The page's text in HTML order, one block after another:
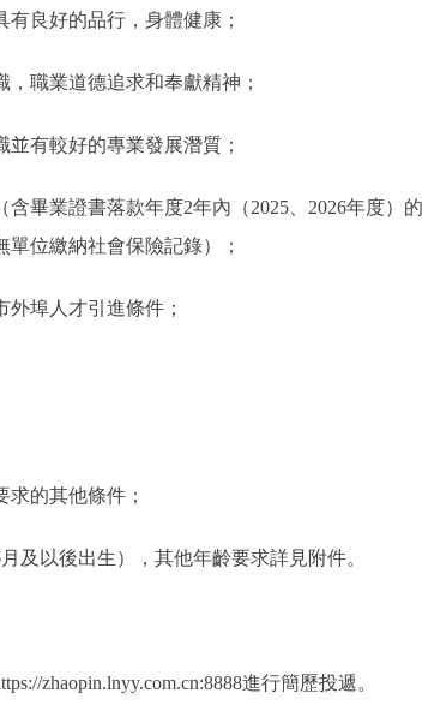
良好的品行，身體健康；
職業道德追求和奉獻精神；
有較好的專業發展潛質；
業證書落款年度2年內（2025、2026年度）
位繳納社會保險記錄）；
埠人才引進條件；
的其他條件；
以後出生），其他年齡要求詳見附件。
zhaopin.lnyy.com.cn:8888進行簡歷投遞。